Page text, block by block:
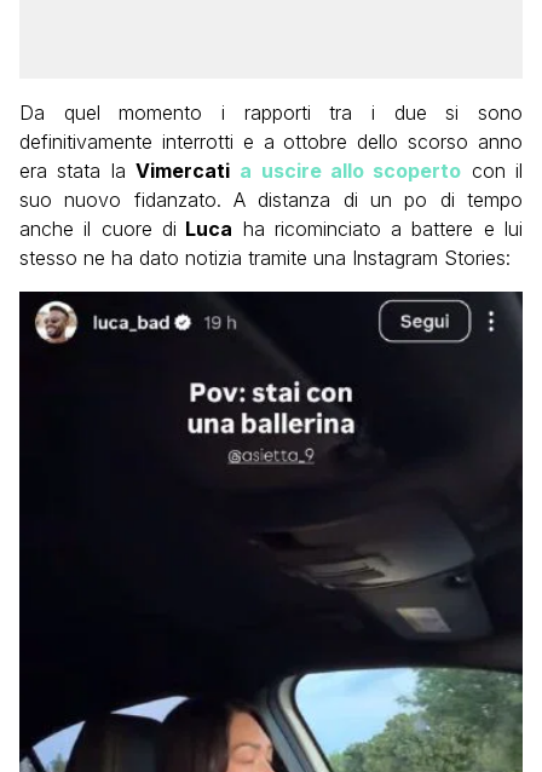
Da quel momento i rapporti tra i due si sono
definitivamente interrotti e a ottobre dello scorso anno
era stata la Vimercati a uscire allo scoperto con il
suo nuovo fidanzato. A distanza di un po di tempo
anche il cuore di Luca ha ricominciato a battere e lui
stesso ne ha dato notizia tramite una Instagram Stories: